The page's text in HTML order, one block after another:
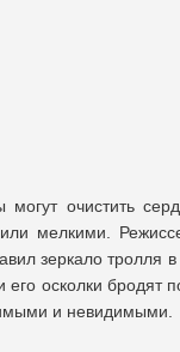
очистить
мелкими.
зеркало тролля
осколки бродят
и невидимыми.